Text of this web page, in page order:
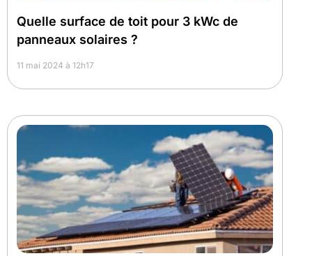
Quelle surface de toit pour 3 kWc de
panneaux solaires ?
11 mai 2024 à 12h17